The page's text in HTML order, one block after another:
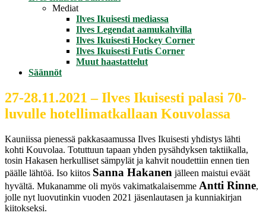
Mediat
Ilves Ikuisesti mediassa
Ilves Legendat aamukahvilla
Ilves Ikuisesti Hockey Corner
Ilves Ikuisesti Futis Corner
Muut haastattelut
Säännöt
27-28.11.2021 – Ilves Ikuisesti palasi 70-
luvulle hotellimatkallaan Kouvolassa
Kauniissa pienessä pakkasaamussa Ilves Ikuisesti yhdistys lähti
kohti Kouvolaa. Totuttuun tapaan yhden pysähdyksen taktiikalla,
tosin Hakasen herkulliset sämpylät ja kahvit noudettiin ennen tien
päälle lähtöä. Iso kiitos Sanna Hakanen jälleen maistui eväät
hyvältä. Mukanamme oli myös vakimatkalaisemme Antti Rinne,
jolle nyt luovutinkin vuoden 2021 jäsenlautasen ja kunniakirjan
kiitokseksi.